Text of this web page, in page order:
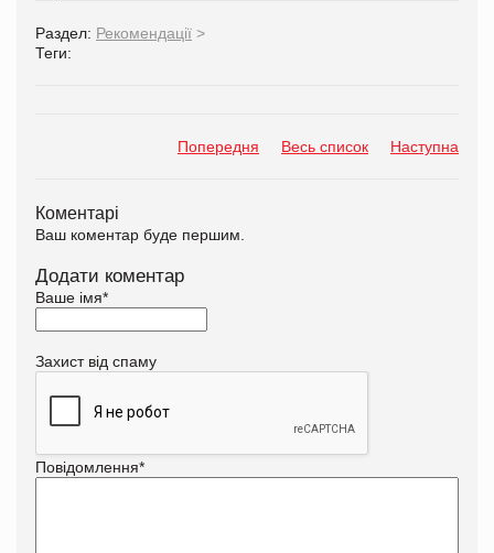
Раздел: Рекомендації >
Теги:
Попередня Весь список Наступна
Коментарі
Ваш коментар буде першим.
Додати коментар
Ваше імя*
Захист від спаму
Повідомлення*